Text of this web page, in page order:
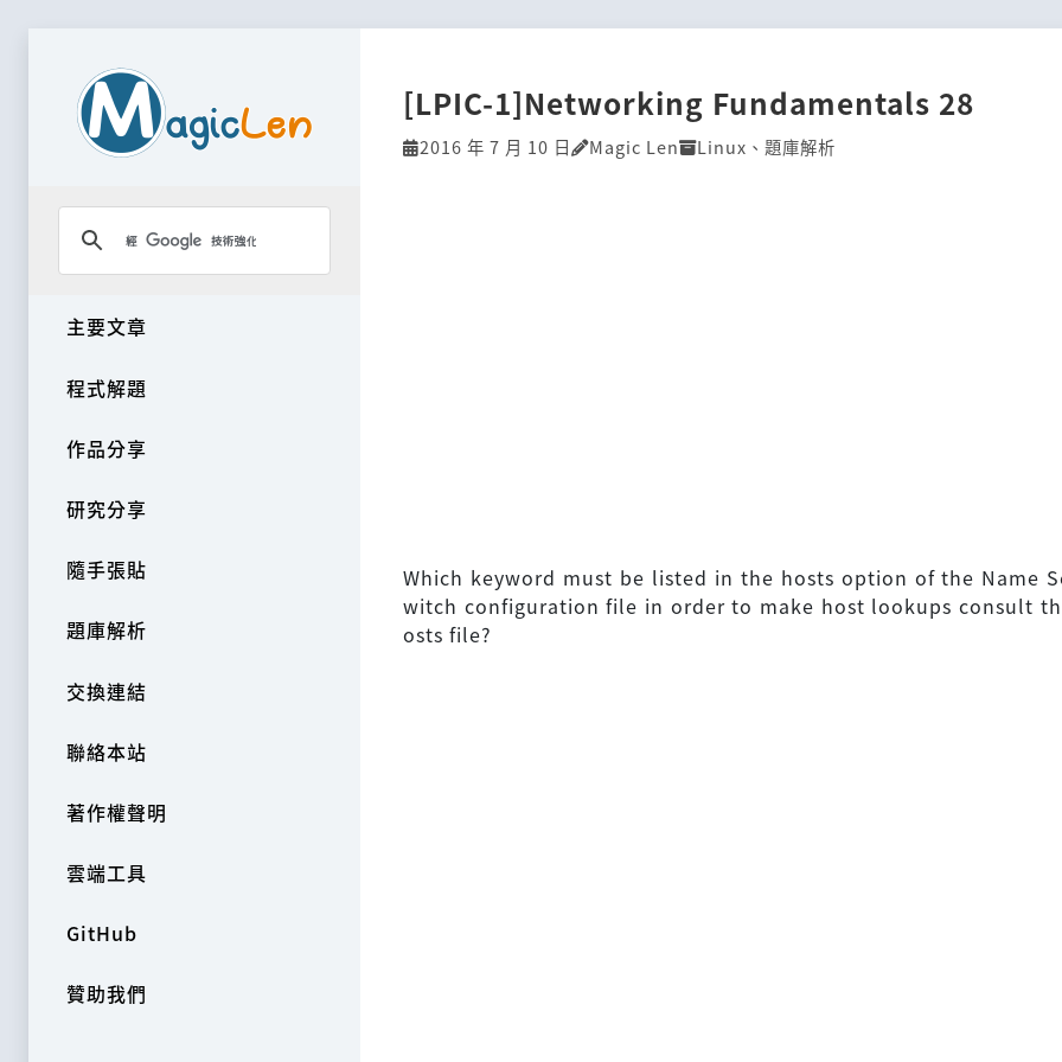
主要文章
程式解題
作品分享
研究分享
隨手張貼
題庫解析
交換連結
聯絡本站
著作權聲明
雲端工具
GitHub
贊助我們
[LPIC-1]Networking Fundamentals 28
2016 年 7 月 10 日 Magic Len Linux 、 題庫解析
Which keyword must be listed in the hosts option of the Name
witch configuration file in order to make host lookups consult
osts file?